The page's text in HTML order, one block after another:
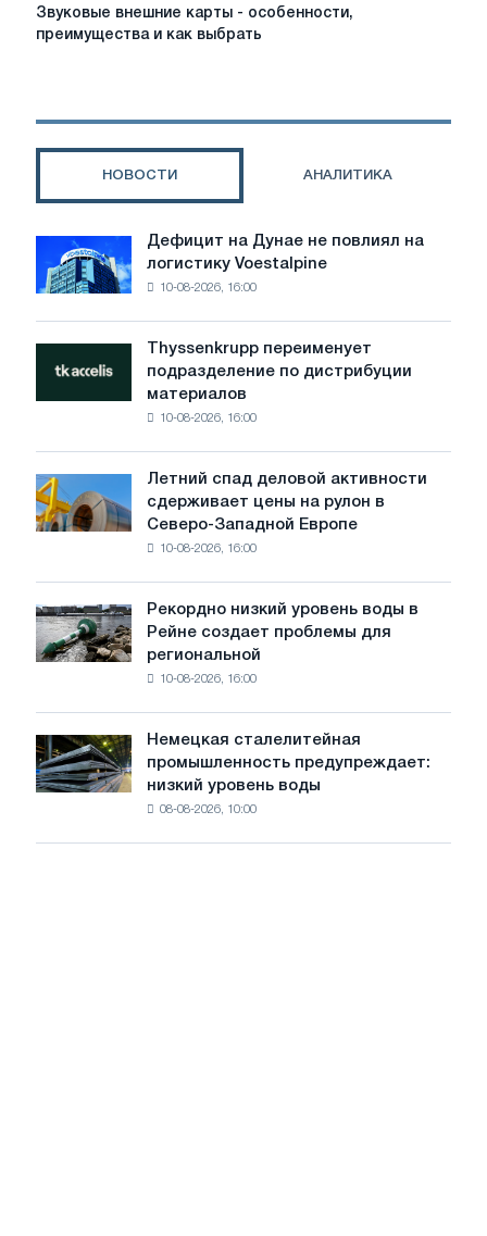
внешние
преимущества
Звуковые внешние карты - особенности,
преимущества и как выбрать
НОВОСТИ АНАЛИТИКА
Дефицит
на
Дунае
Voestalpine
Дефицит на Дунае не повлиял на
логистику Voestalpine
10-08-2026, 16:00
переименует
подразделение
Thyssenkrupp переименует
подразделение по дистрибуции
материалов
10-08-2026, 16:00
Летний
спад
деловой
на
рулон
в
Западной
Европе
Летний спад деловой активности
сдерживает цены на рулон в
Северо-Западной Европе
10-08-2026, 16:00
Рекордно
низкий
уровень
создает
проблемы
для
промышленности
Рекордно низкий уровень воды в
Рейне создает проблемы для
региональной
10-08-2026, 16:00
Немецкая
сталелитейная
промышленность
предупреждает:
Немецкая сталелитейная
промышленность предупреждает:
низкий уровень воды
08-08-2026, 10:00